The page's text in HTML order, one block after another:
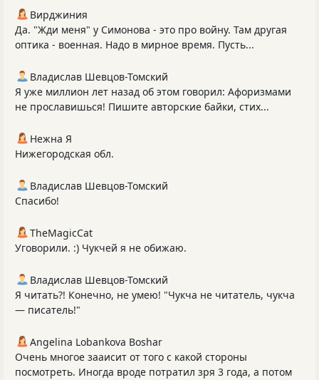
Вирджиния
Да. "Жди меня" у Симонова - это про войну. Там другая
оптика - военная. Надо в мирное время. Пусть...
Владислав Шевцов-Томский
Я уже миллион лет назад об этом говорил: Афоризмами
не прославишься! Пишите авторские байки, стих...
Нежна Я
Нижегородская обл.
Владислав Шевцов-Томский
Спасибо!
TheMagicCat
Уговорили. :) Чукчей я не обижаю.
Владислав Шевцов-Томский
Я читать?! Конечно, не умею! "Чукча не читатель, чукча
— писатель!"
Angelina Lobankova Boshar
Очень многое зааисит от того с какой стороны
посмотреть. Иногда вроде потратил зря 3 года, а потом